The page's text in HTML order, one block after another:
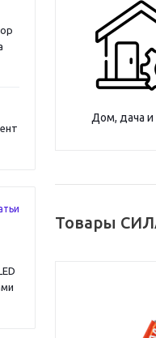
Дом, дача
Товары